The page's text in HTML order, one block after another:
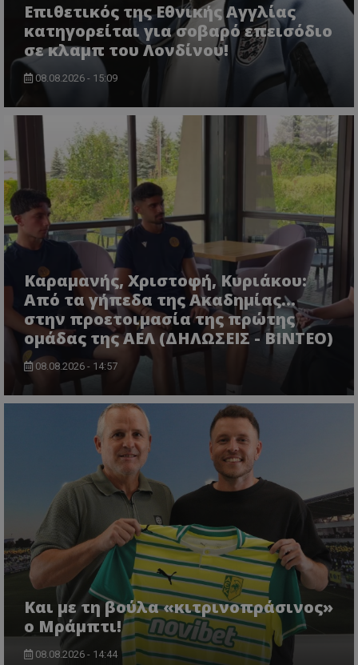
Επιθετικός της Εθνικής Αγγλίας
κατηγορείται για σοβαρό επεισόδιο
σε κλαμπ του Λονδίνου!
08.08.2026 - 15:09
Καραμανής, Χριστοφή, Κυριάκου:
Από τα γήπεδα της Ακαδημίας...
στην προετοιμασία της πρώτης
ομάδας της ΑΕΛ (ΔΗΛΩΣΕΙΣ - ΒΙΝΤΕΟ)
08.08.2026 - 14:57
Και με τη βούλα «κιτρινοπράσινος»
ο Μράμπτι!
08.08.2026 - 14:44